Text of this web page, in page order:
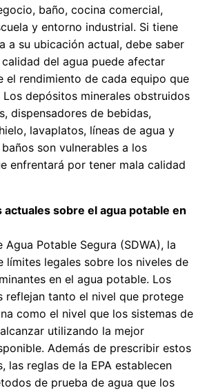
baño, cocina comercial,
y entorno industrial. Si tiene
a su ubicación actual, debe saber
del agua puede afectar
el rendimiento de cada equipo que
Los depósitos minerales obstruidos
dispensadores de bebidas,
lavaplatos, líneas de agua y
son vulnerables a los
enfrentará por tener mala calidad
actuales sobre el agua potable en
Agua Potable Segura (SDWA), la
límites legales sobre los niveles de
en el agua potable. Los
reflejan tanto el nivel que protege
como el nivel que los sistemas de
utilizando la mejor
Además de prescribir estos
las reglas de la EPA establecen
de prueba de agua que los